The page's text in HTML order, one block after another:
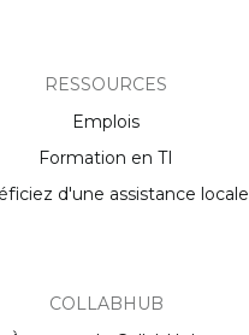
RESSOURCES
Emplois
Formation en TI
d'une assistance locale
COLLABHUB